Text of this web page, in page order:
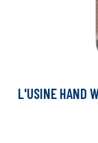
L'USINE HAND